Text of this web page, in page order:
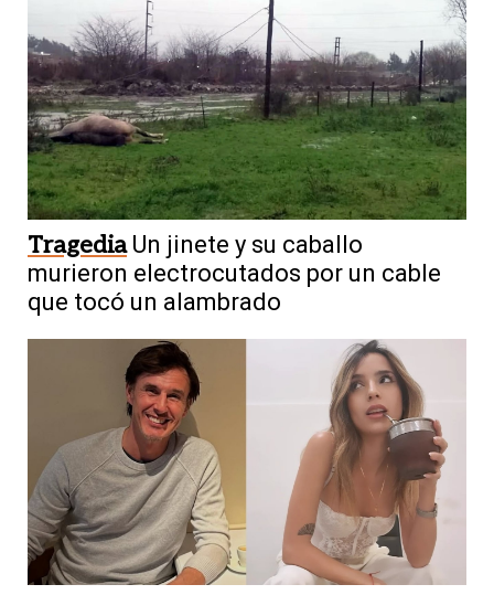
Tragedia Un jinete y su caballo
murieron electrocutados por un cable
que tocó un alambrado